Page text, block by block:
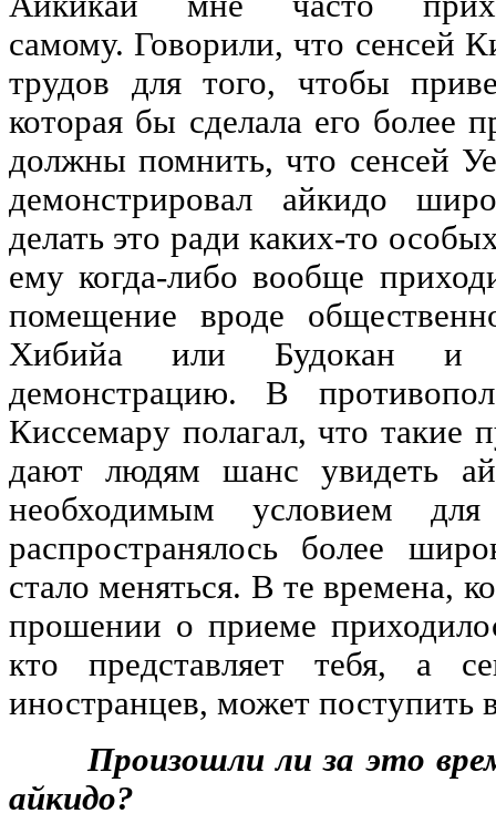
самому. Говорили, что сенсей
трудов для того, чтобы
которая бы сделала его
должны помнить, что сенсей
демонстрировал айкидо
делать это ради каких-то
ему когда-либо вообще
помещение вроде
Хибийа или Будокан и
демонстрацию. В
Киссемару полагал, что такие
дают людям шанс увидеть
необходимым условием
распространялось более
стало меняться. В те времена,
прошении о приеме
кто представляет тебя, а
иностранцев, может поступить
Произошли ли за это
айкидо?